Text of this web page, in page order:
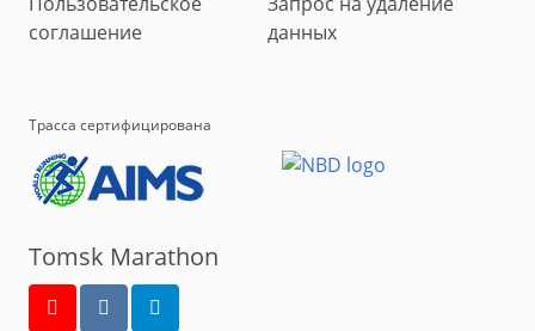
соглашение
данных
Трасса сертифицирована
Tomsk Marathon